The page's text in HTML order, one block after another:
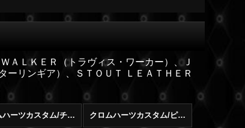
ＡＬＫＥＲ（トラヴィス・ワーカー）、Ｊ
ーリンギア）、ＳＴＯＵＴ ＬＥＡＴＨＥＲ
クロムハーツカスタム/チェーン クロムハーツカスタム/ピアス